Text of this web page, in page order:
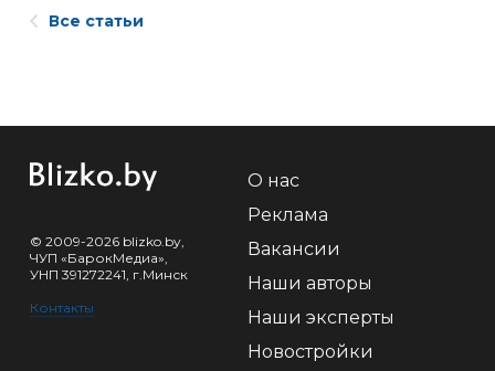
Все статьи
© 2009-2026 blizko.by,
ЧУП «БарокМедиа»,
УНП 391272241, г.Минск
Контакты
О нас
Реклама
Вакансии
Наши авторы
Наши эксперты
Новостройки